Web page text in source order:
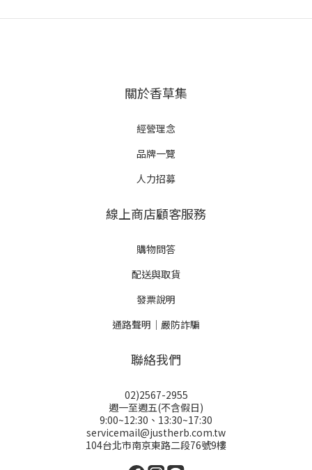
關於香草集
經營理念
品牌一覽
人力招募
線上商店顧客服務
購物問答
配送與取貨
發票說明
通路聲明｜嚴防詐騙
聯絡我們
02)2567-2955
週一至週五(不含假日)
9:00~12:30、13:30~17:30
servicemail@justherb.com.tw
104台北市南京東路二段76號9樓